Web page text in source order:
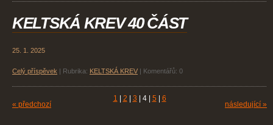
KELTSKÁ KREV 40 ČÁST
25. 1. 2025
Celý příspěvek Rubrika: KELTSKÁ KREV Komentářů: 0
« předchozí
1 2 3 4 5 6
následující »